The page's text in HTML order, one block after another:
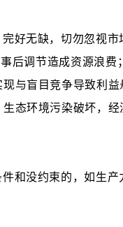
好无缺，切勿忽视
后调节造成资源浪
与盲目竞争导致利
态环境污染破坏，
和没约束的，如生